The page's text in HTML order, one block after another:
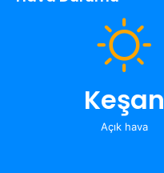
Keşan
Açık hava